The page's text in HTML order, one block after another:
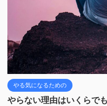
やる気になるための
やらない理由はいくらで